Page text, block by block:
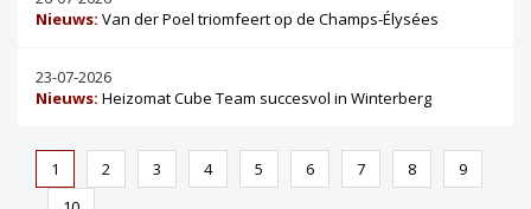
Nieuws: Van der Poel triomfeert op de Champs-Élysées
23-07-2026
Nieuws: Heizomat Cube Team succesvol in Winterberg
1 2 3 4 5 6 7 8
9